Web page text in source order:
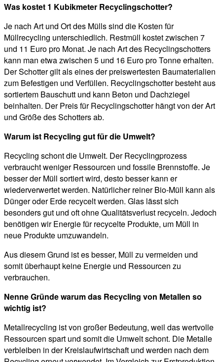
Was kostet 1 Kubikmeter Recyclingschotter?
Je nach Art und Ort des Mülls sind die Kosten für
Müllrecycling unterschiedlich. Restmüll kostet zwischen 7
und 11 Euro pro Monat. Je nach Art des Recyclingschotters
kann man etwa zwischen 5 und 16 Euro pro Tonne erhalten.
Der Schotter gilt als eines der preiswertesten Baumaterialien
zum Befestigen und Verfüllen. Recyclingschotter besteht aus
sortiertem Bauschutt und kann Beton und Dachziegel
beinhalten. Der Preis für Recyclingschotter hängt von der Art
und Größe des Schotters ab.
Warum ist Recycling gut für die Umwelt?
Recycling schont die Umwelt. Der Recyclingprozess
verbraucht weniger Ressourcen und fossile Brennstoffe. Je
besser der Müll sortiert wird, desto besser kann er
wiederverwertet werden. Natürlicher reiner Bio-Müll kann als
Dünger oder Erde recycelt werden. Glas lässt sich
besonders gut und oft ohne Qualitätsverlust recyceln. Jedoch
benötigen wir Energie für recycelte Produkte, um Müll in
neue Produkte umzuwandeln.
Aus diesem Grund ist es besser, Müll zu vermeiden und
somit überhaupt keine Energie und Ressourcen zu
verbrauchen.
Nenne Gründe warum das Recycling von Metallen so
wichtig ist?
Metallrecycling ist von großer Bedeutung, weil das wertvolle
Ressourcen spart und somit die Umwelt schont. Die Metalle
verbleiben in der Kreislaufwirtschaft und werden nach dem